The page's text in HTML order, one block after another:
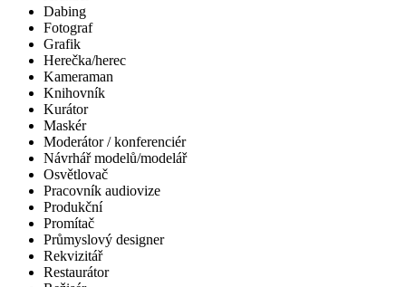
Dabing
Fotograf
Grafik
Herečka/herec
Kameraman
Knihovník
Kurátor
Maskér
Moderátor / konferenciér
Návrhář modelů/modelář
Osvětlovač
Pracovník audiovize
Produkční
Promítač
Průmyslový designer
Rekvizitář
Restaurátor